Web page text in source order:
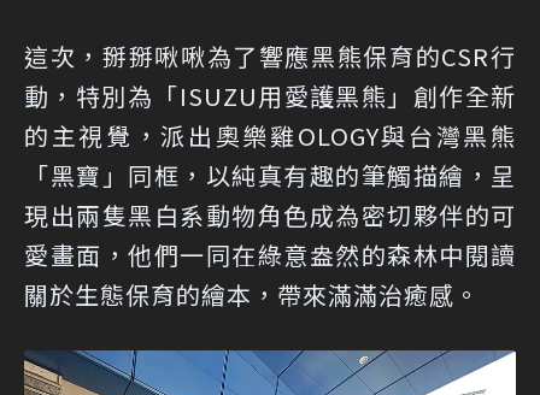
這次，掰掰啾啾為了響應黑熊保育的CSR行
動，特別為「ISUZU用愛護黑熊」創作全新
的主視覺，派出奧樂雞OLOGY與台灣黑熊
「黑寶」同框，以純真有趣的筆觸描繪，呈
現出兩隻黑白系動物角色成為密切夥伴的可
愛畫面，他們一同在綠意盎然的森林中閱讀
關於生態保育的繪本，帶來滿滿治癒感。